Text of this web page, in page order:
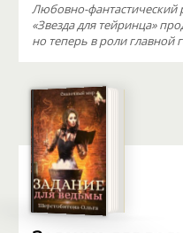
Любовно-
«Звезда для тейринца»
но теперь в роли главной